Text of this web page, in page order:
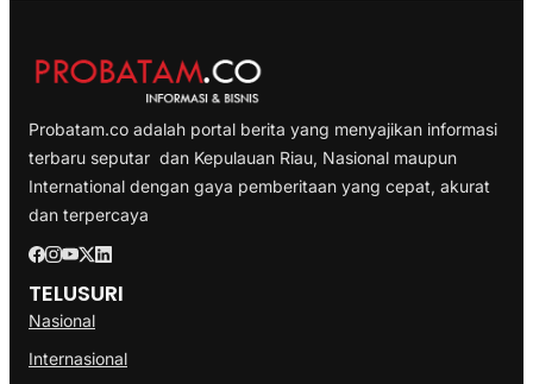
Probatam.co adalah portal berita yang menyajikan informasi
terbaru seputar dan Kepulauan Riau, Nasional maupun
International dengan gaya pemberitaan yang cepat, akurat
dan terpercaya
TELUSURI
Nasional
Internasional